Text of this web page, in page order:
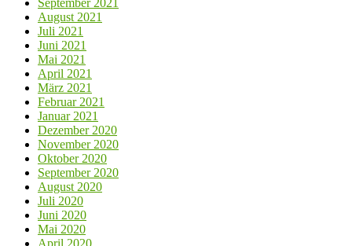
September 2021
August 2021
Juli 2021
Juni 2021
Mai 2021
April 2021
März 2021
Februar 2021
Januar 2021
Dezember 2020
November 2020
Oktober 2020
September 2020
August 2020
Juli 2020
Juni 2020
Mai 2020